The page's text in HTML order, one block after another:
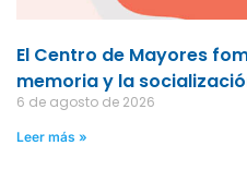
El Centro de Mayores
memoria y la
6 de agosto de 2026
Leer más »